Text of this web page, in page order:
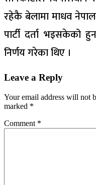
रहेकै बेलामा माधव
पार्टी दर्ता भइसकेको
निर्णय गरेका थिए ।
Leave a Reply
Your email address will not
marked *
Comment *